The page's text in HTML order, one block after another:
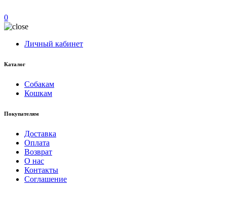
0
Личный кабинет
Каталог
Собакам
Кошкам
Покупателям
Доставка
Оплата
Возврат
О нас
Контакты
Соглашение